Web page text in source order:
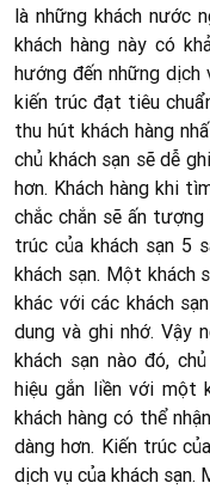
là những khách nước
khách hàng này có
hướng đến những
kiến trúc đạt tiêu
thu hút khách hàng
chủ khách sạn sẽ dễ
hơn. Khách hàng khi
chắc chắn sẽ ấn
trúc của khách sạn 5
khách sạn. Một khách
khác với các khách
dung và ghi nhớ. Vậy
khách sạn nào đó,
hiệu gắn liền với một
khách hàng có thể
dàng hơn. Kiến trúc
dịch vụ của khách